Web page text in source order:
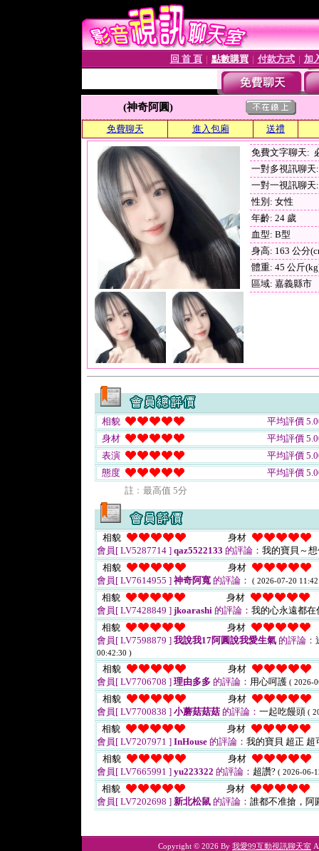
回 首 頁 點數購買│ 付款方式│ 加
(神奇阿圓)
免費聊天 進入包廂 送禮
免費文字聊天:
一對多視訊聊天
一對一視訊聊天
性別: 女性
年齡: 24 歲
血型: B型
身高: 163 公分
體重: 45 公斤
區域: 嘉義縣市
相貌
平均評價
身材
平均評價
表演
平均評價
態度
平均評價
註﹕最高值 5分
相貌
身材
會員[ LV5287714 ] qaz5522133 的評論： 我的寶貝～
相貌
身材
會員[ LV7614955 ] 神奇阿寬 的評論： ( 2026-07-20
相貌
身材
會員[ LV7428849 ] jkoarashi 的評論： 我的心永遠都
相貌
身材
會員[ LV7598879 ] 我說我17阿圓說我愛生氣 的評論：
00:42:30 )
相貌
身材
會員[ LV7706708 ] 理由多多 的評論： 用心呵護 ( 2026-
相貌
身材
會員[ LV7700838 ] 小蘑菇菇菇 的評論： 一起吃饅頭 (
相貌
身材
會員[ LV7207971 ] InHouse 的評論： 我的寶貝 超正
相貌
身材
會員[ LV7665991 ] yu223322 的評論： 超讚? ( 2026-06-
相貌
身材
會員[ LV7202698 ] 新北松鼠 的評論： 誰都不准搶，阿
Copyright © 2026 By 我愛99互動視訊聊天室